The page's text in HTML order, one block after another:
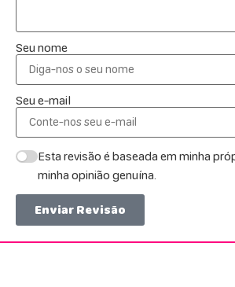
Seu nome
Seu e-mail
Esta revisão é baseada em minha
minha opinião genuína.
Enviar Revisão